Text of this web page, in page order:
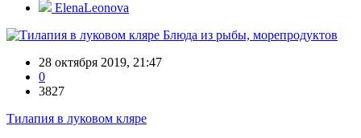
ElenaLeonova
Блюда из рыбы, морепродуктов
28 октября 2019, 21:47
0
3827
Тилапия в луковом кляре